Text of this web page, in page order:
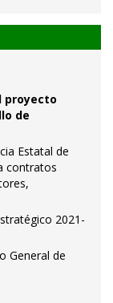
proyecto
de
Estatal de
contratos
2021-
General de